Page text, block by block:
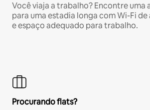
Você viaja a trabalho? Encontre uma
para uma estadia longa com Wi-Fi
e espaço adequado para trabalho.
Procurando flats?